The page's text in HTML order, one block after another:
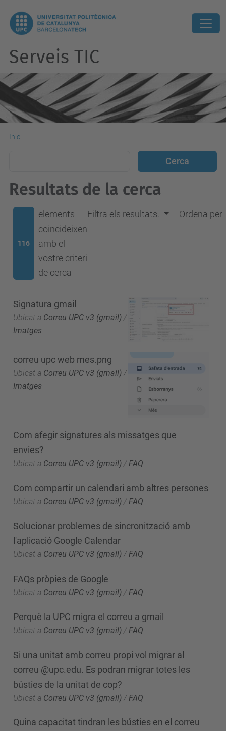
Serveis TIC
Inici
Resultats de la cerca
116
elements
coincideixen
amb el
vostre criteri
de cerca
Filtra els resultats. Ordena per
Signatura gmail
Ubicat a Correu UPC v3 (gmail) /
Imatges
correu upc web mes.png
Ubicat a Correu UPC v3 (gmail) /
Imatges
Com afegir signatures als missatges que
envies?
Ubicat a Correu UPC v3 (gmail) /FAQ
Com compartir un calendari amb altres persones
Ubicat a Correu UPC v3 (gmail) / FAQ
Solucionar problemes de sincronització amb
l'aplicació Google Calendar
Ubicat a Correu UPC v3 (gmail) /FAQ
FAQs pròpies de Google
Ubicat a Correu UPC v3 (gmail) / FAQ
Perquè la UPC migra el correu a gmail
Ubicat a Correu UPC v3 (gmail) /FAQ
Si una unitat amb correu propi vol migrar al
correu @upc.edu. Es podran migrar totes les
bústies de la unitat de cop?
Ubicat a Correu UPC v3 (gmail) / FAQ
Quina capacitat tindran les bústies en el correu